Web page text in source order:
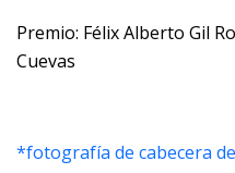
Premio: Félix Alberto Gil
Cuevas
*fotografía de cabecera